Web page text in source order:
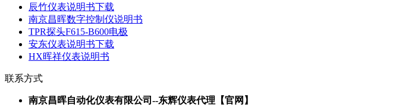
辰竹仪表说明书下载
南京昌晖数字控制仪说明书
TPR探头F615-B600电极
安东仪表说明书下载
HX晖祥仪表说明书
联系方式
南京昌晖自动化仪表有限公司--东辉仪表代理【官网】